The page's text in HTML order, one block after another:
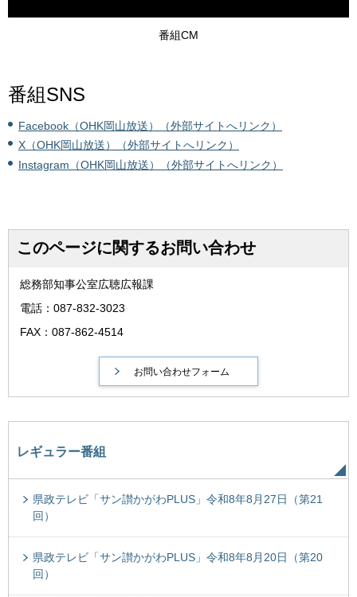
番組CM
番組SNS
Facebook（OHK岡山放送）（外部サイトへリンク）
X（OHK岡山放送）（外部サイトへリンク）
Instagram（OHK岡山放送）（外部サイトへリンク）
このページに関するお問い合わせ
総務部知事公室広聴広報課
電話：087-832-3023
FAX：087-862-4514
レギュラー番組
県政テレビ「サン讃かがわPLUS」令和8年8月27日（第21
回）
県政テレビ「サン讃かがわPLUS」令和8年8月20日（第20
回）